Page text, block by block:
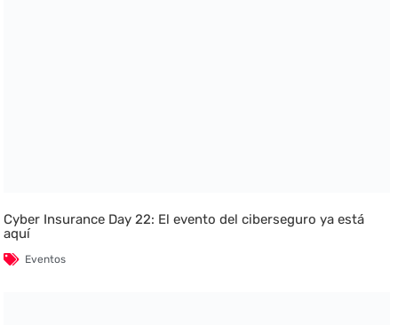
Cyber Insurance Day 22: El evento del ciberseguro ya está
aquí
Eventos